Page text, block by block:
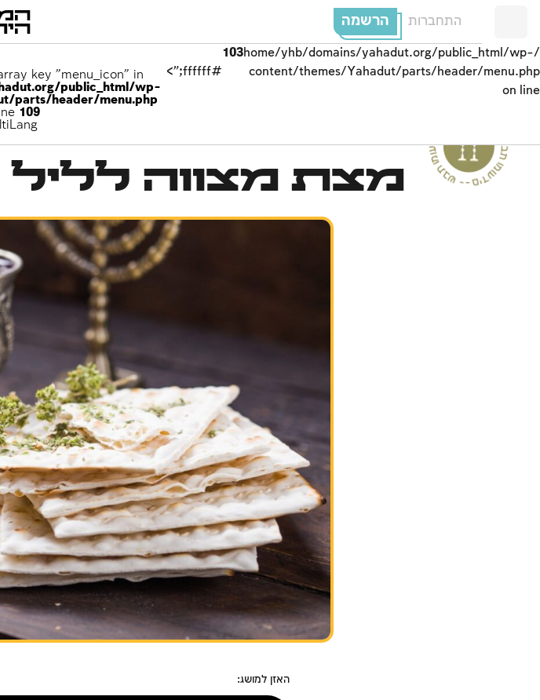
הרשמה התחברות
/home/yhb/domains/yahadut.org/public_html/wp-
content/themes/Yahadut/parts/header/menu.php
on line
103
#ffffff;">
key "menu_icon" in
public_html/wp-
parts/header/menu.php
109
--
ש
ב
ת
ו
מ
ו
ע
ד
י
ם
-
ש
בת ומוע
ד
י
ם
-
ש
ב
ת
ומ
וע
ד
ים מצת מצווה
האזן למושג: